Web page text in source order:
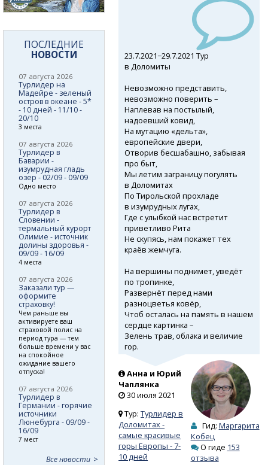
23.7.2021−29.7.2021 Тур
в Доломиты
Невозможно представить,
невозможно поверить –
Наплевав на постылый,
надоевший ковид,
На мутацию «дельта»,
европейские двери,
Отворив бесшабашно, забывая
про быт,
Мы летим заграницу погулять
в Доломитах
По Тирольской прохладе
в изумрудных лугах,
Где с улыбкой нас встретит
приветливо Рита
Не скупясь, нам покажет тех
краёв жемчуга.
На вершины поднимет, уведёт
по тропинке,
Развернёт перед нами
разноцветья ковёр,
Чтоб осталась на память в нашем
сердце картинка –
Зелень трав, облака и величие
гор.
Анна и Юрий
Чаплянка
30 июля 2021
Тур:Турлидер в
Доломитах -
самые красивые
горы Европы - 7-
10 дней
Гид: Маргарита
Кобец
О гиде 153
отзыва
ПОСЛЕДНИЕ
НОВОСТИ
07 августа 2026
Турлидер на
Мадейре - зеленый
остров в океане - 5*
- 10 дней - 11/10 -
20/10
3 места
07 августа 2026
Турлидер в
Баварии -
изумрудная гладь
озер - 02/09 - 09/09
Одно место
07 августа 2026
Турлидер в
Словении -
термальный курорт
Олимие - источник
долины здоровья -
09/09 - 16/09
4 места
07 августа 2026
Заказали тур —
оформите
страховку!
Чем раньше вы
активируете ваш
страховой полис на
период тура — тем
больше времени у вас
на спокойное
ожидание вашего
отпуска!
07 августа 2026
Турлидер в
Германии - горячие
источники
Люнебурга - 09/09 -
16/09
7 мест
Все новости